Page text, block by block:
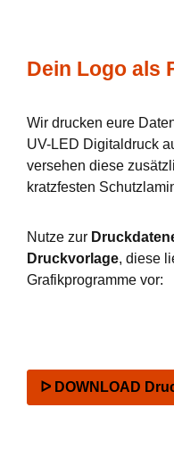
Dein Logo als
Wir drucken eure
UV-LED Digitaldruck
versehen diese
kratzfesten
Nutze zur
Druckvorlage, diese
Grafikprogramme vor:
ᐅ DOWNLOAD